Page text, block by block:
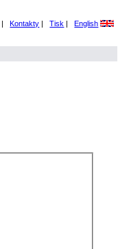
| Kontakty | Tisk | English